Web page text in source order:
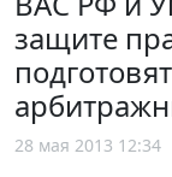
защите
28 мая 2013 12:34